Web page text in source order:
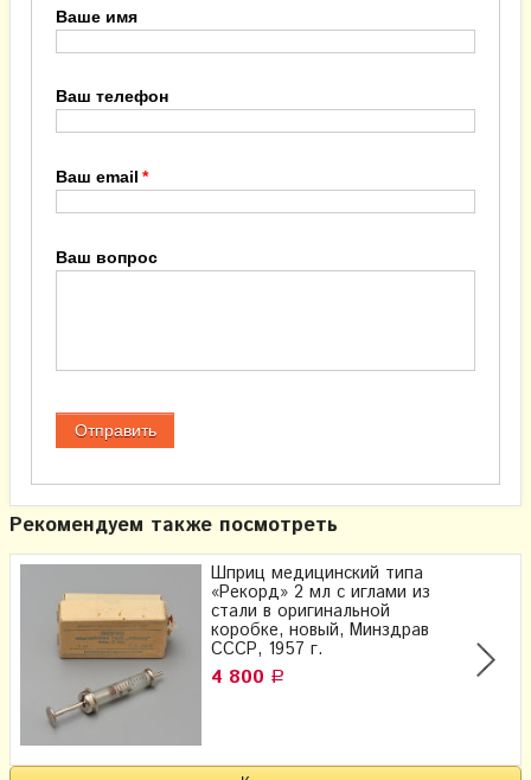
Ваше имя
Ваш телефон
Ваш email
Ваш вопрос
Рекомендуем также посмотреть
Шприц медицинский типа
«Рекорд» 2 мл с иглами из
стали в оригинальной
коробке, новый, Минздрав
СССР, 1957 г.
4 800 Р